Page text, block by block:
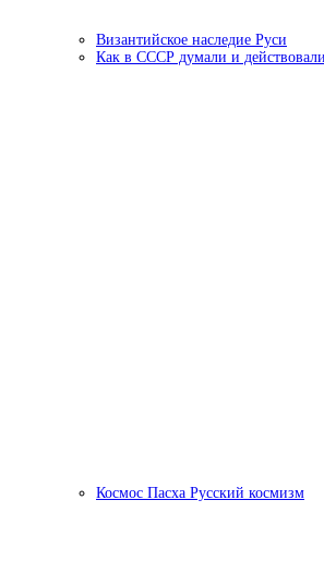
Византийское наследие Руси
Как в СССР думали и действовали
Космос Пасха Русский космизм